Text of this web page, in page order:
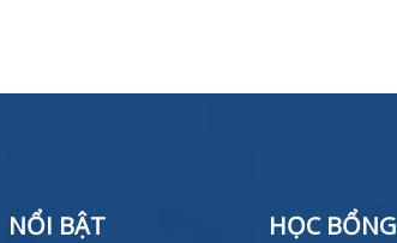
NỔI BẬT HỌC BỔNG